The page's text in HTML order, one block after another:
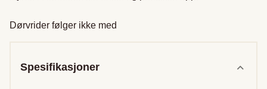
Dørvrider følger ikke med
Spesifikasjoner